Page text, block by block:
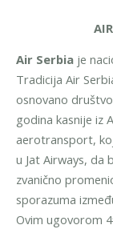
Air Serbia je
Tradicija Air
osnovano
godina kasnije iz
aerotransport,
u Jat Airways, da
zvanično
sporazuma
Ovim ugovorom